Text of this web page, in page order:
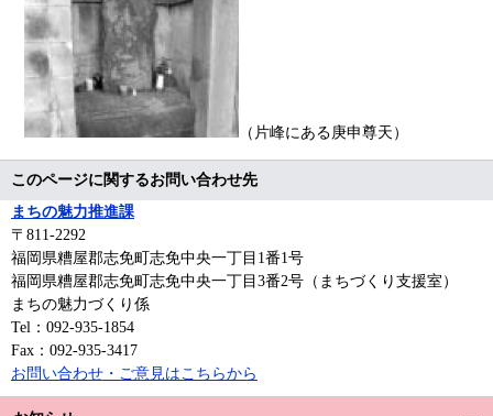
（片峰にある庚申尊天）
このページに関するお問い合わせ先
まちの魅力推進課
〒811-2292
福岡県糟屋郡志免町志免中央一丁目1番1号
福岡県糟屋郡志免町志免中央一丁目3番2号（まちづくり支援室）
まちの魅力づくり係
Tel：092-935-1854
Fax：092-935-3417
お問い合わせ・ご意見はこちらから